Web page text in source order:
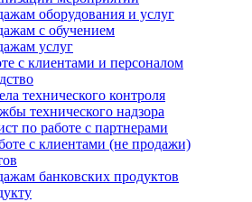
оборудования и услуг
с обучением
услуг
с клиентами и персоналом
технического контроля
технического надзора
по работе с партнерами
с клиентами (не продажи)
банковских продуктов